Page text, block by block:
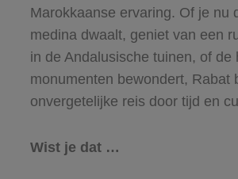
Marokkaanse ervaring. Of je nu
medina dwaalt, geniet van een
in de Andalusische tuinen, of de
monumenten bewondert, Rabat
onvergetelijke reis door tijd en
Wist je dat …